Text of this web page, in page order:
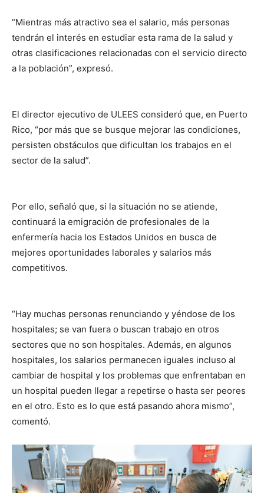
“Mientras más atractivo sea el salario, más personas
tendrán el interés en estudiar esta rama de la salud y
otras clasificaciones relacionadas con el servicio directo
a la población”, expresó.
El director ejecutivo de ULEES consideró que, en Puerto
Rico, “por más que se busque mejorar las condiciones,
persisten obstáculos que dificultan los trabajos en el
sector de la salud”.
Por ello, señaló que, si la situación no se atiende,
continuará la emigración de profesionales de la
enfermería hacia los Estados Unidos en busca de
mejores oportunidades laborales y salarios más
competitivos.
“Hay muchas personas renunciando y yéndose de los
hospitales; se van fuera o buscan trabajo en otros
sectores que no son hospitales. Además, en algunos
hospitales, los salarios permanecen iguales incluso al
cambiar de hospital y los problemas que enfrentaban en
un hospital pueden llegar a repetirse o hasta ser peores
en el otro. Esto es lo que está pasando ahora mismo”,
comentó.